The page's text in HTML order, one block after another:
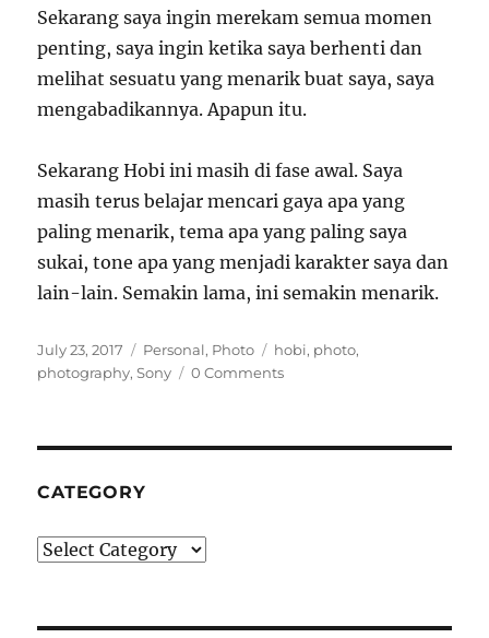
Sekarang saya ingin merekam semua momen
penting, saya ingin ketika saya berhenti dan
melihat sesuatu yang menarik buat saya, saya
mengabadikannya. Apapun itu.
Sekarang Hobi ini masih di fase awal. Saya
masih terus belajar mencari gaya apa yang
paling menarik, tema apa yang paling saya
sukai, tone apa yang menjadi karakter saya dan
lain-lain. Semakin lama, ini semakin menarik.
Posted
on
July 23, 2017 Categories
Personal, Photo Tags
hobi, photo,
photography,Sony 0 Comments
CATEGORY
Category